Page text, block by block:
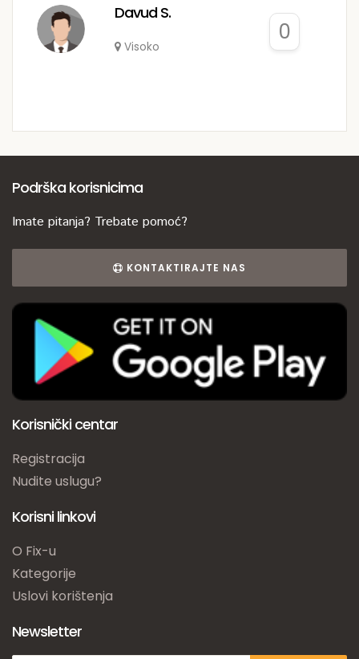
Davud S.
Visoko
0
Podrška korisnicima
Imate pitanja? Trebate pomoć?
KONTAKTIRAJTE NAS
Korisnički centar
Registracija
Nudite uslugu?
Korisni linkovi
O Fix-u
Kategorije
Uslovi korištenja
Newsletter